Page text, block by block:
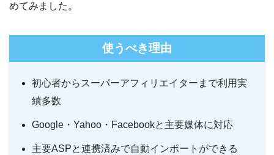
めてみました。
使うべき理由
初心者からスーパーアフィリエイターまで利用実
績多数
Google・Yahoo・Facebookと主要媒体に対応
主要ASPと連携済みで自動インポートができる